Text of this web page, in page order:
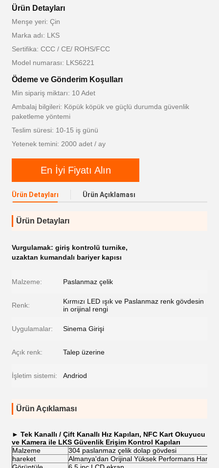
Ürün Detayları
Menşe yeri: Çin
Marka adı: LKS
Sertifika: CCC / CE/ ROHS/FCC
Model numarası: LKS6221
Ödeme ve Gönderim Koşulları
Min sipariş miktarı: 10 Adet
Ambalaj bilgileri: Köpük köpük ve güçlü durumda güvenlik
paketleme yöntemi
Teslim süresi: 10-15 iş günü
Yetenek temini: 2000 adet / ay
En İyi Fiyatı Alın
Ürün Detayları Ürün Açıklaması
Ürün Detayları
Vurgulamak: giriş kontrolü turnike,
uzaktan kumandalı bariyer kapısı
Malzeme: Paslanmaz çelik
Renk:
Kırmızı LED ışık ve Paslanmaz renk gövdesin
in orijinal rengi
Uygulamalar: Sinema Girişi
Açık renk: Talep üzerine
İşletim sistemi: Andriod
Ürün Açıklaması
► Tek Kanallı / Çift Kanallı Hız Kapıları, NFC Kart Okuyucu
ve Kamera ile LKS Güvenlik Erişim Kontrol Kapıları
Malzeme
304 paslanmaz çelik dolap gövdesi
hareket
Almanya'dan Orijinal Yüksek Performans